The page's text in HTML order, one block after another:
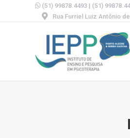
(51) 99878.4493 | (51)
Rua Furriel Luiz Antônio